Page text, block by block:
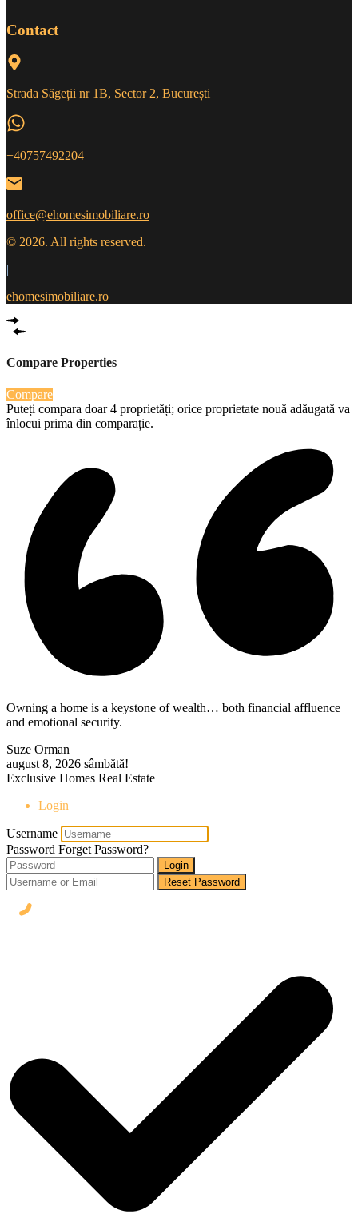
Contact
Strada Săgeții nr 1B, Sector 2, București
+40757492204
office@ehomesimobiliare.ro
© 2026. All rights reserved.
|
ehomesimobiliare.ro
Compare Properties
Compare
Puteți compara doar 4 proprietăți; orice proprietate nouă adăugată va
înlocui prima din comparație.
Owning a home is a keystone of wealth… both financial affluence
and emotional security.
Suze Orman
august 8, 2026 sâmbătă!
Exclusive Homes Real Estate
Login
Username
Password Forget Password?
Login
Reset Password